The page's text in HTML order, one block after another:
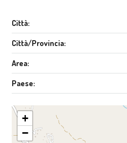
Città:
Città/Provincia:
Area:
Paese:
+
−